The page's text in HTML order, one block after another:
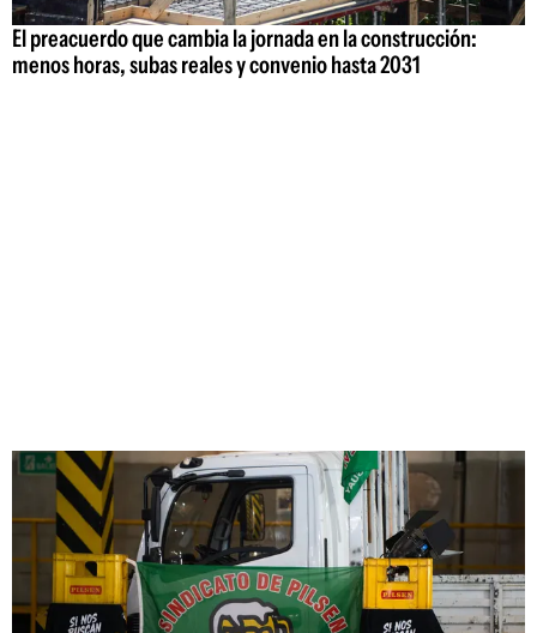
El preacuerdo que cambia la jornada en la construcción:
menos horas, subas reales y convenio hasta 2031